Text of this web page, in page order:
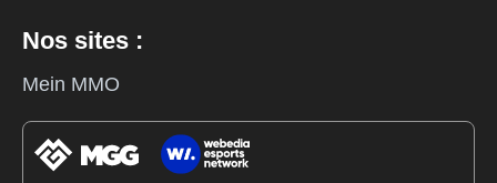
Nos sites :
Mein MMO